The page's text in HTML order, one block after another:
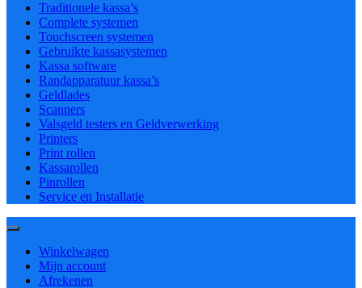
Traditionele kassa’s
Complete systemen
Touchscreen systemen
Gebruikte kassasystemen
Kassa software
Randapparatuur kassa’s
Geldlades
Scanners
Valsgeld testers en Geldverwerking
Printers
Print rollen
Kassarollen
Pinrollen
Service en Installatie
Winkelwagen
Mijn account
Afrekenen